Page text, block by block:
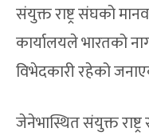
संयुक्त राष्ट्र संघको
कार्यालयले भारतको
विभेदकारी रहेको
जेनेभास्थित संयुक्त